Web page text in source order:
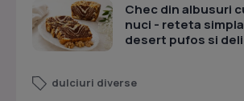
Chec din albusuri
nuci - reteta
desert pufos si
dulciuri diverse